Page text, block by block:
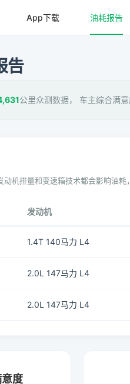
App下载 油耗报告
告
公里众测数据， 车主综合满
动机排量和变速箱技术都会影响油
发动机
1.4T 140马力 L4
2.0L 147马力 L4
2.0L 147马力 L4